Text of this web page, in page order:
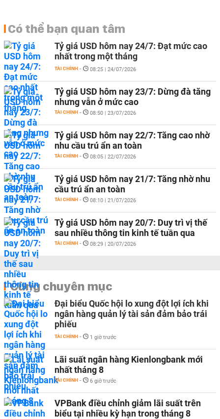
Có thể bạn quan tâm
Tỷ giá USD hôm nay 24/7: Đạt mức cao
nhất trong một tháng
TÀI CHÍNH - 08:25 | 24/07/2026
Tỷ giá USD hôm nay 23/7: Dừng đà tăng
nhưng vẫn ở mức cao
TÀI CHÍNH - 08:50 | 23/07/2026
Tỷ giá USD hôm nay 22/7: Tăng cao nhờ
nhu cầu trú ẩn an toàn
TÀI CHÍNH - 08:05 | 22/07/2026
Tỷ giá USD hôm nay 21/7: Tăng nhờ nhu
cầu trú ẩn an toàn
TÀI CHÍNH - 08:10 | 21/07/2026
Tỷ giá USD hôm nay 20/7: Duy trì vị thế
sau nhiều thông tin kinh tế tuần qua
TÀI CHÍNH - 08:29 | 20/07/2026
Cùng chuyên mục
Đại biểu Quốc hội lo xung đột lợi ích khi
ngân hàng quản lý tài sản đảm bảo trái
phiếu
TÀI CHÍNH - 1 giờ trước
Lãi suất ngân hàng Kienlongbank mới
nhất tháng 8
TÀI CHÍNH - 6 giờ trước
VPBank điều chỉnh giảm lãi suất trên
biểu tại nhiều kỳ hạn trong tháng 8